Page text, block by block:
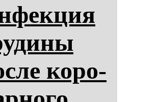
ко­ро­